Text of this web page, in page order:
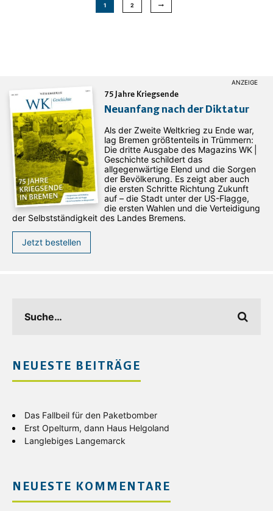
1 2
75 Jahre Kriegsende
Neuanfang nach der Diktatur
Als der Zweite Weltkrieg zu Ende war,
lag Bremen größtenteils in Trümmern:
Die dritte Ausgabe des ­Magazins WK |
Geschichte schildert das
allgegenwärtige Elend und die Sorgen
der Bevölkerung. Es zeigt aber auch
die ersten Schritte Richtung Zukunft
auf – die Stadt unter der US-Flagge,
die ersten Wahlen und die Verteidigung
der Selbstständigkeit des Landes Bremens.
Jetzt bestellen
NEUESTE BEITRÄGE
Das Fallbeil für den Paketbomber
Erst Opelturm, dann Haus Helgoland
Langlebiges Langemarck
NEUESTE KOMMENTARE